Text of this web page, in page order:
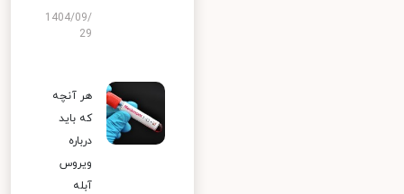
1404/09/
29
هر آنچه
که باید
درباره
ویروس
آبله